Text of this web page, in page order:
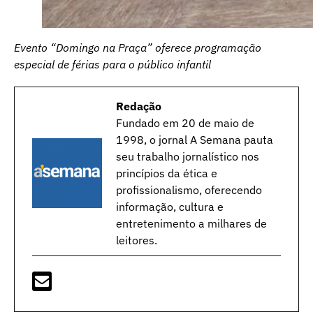
Evento “Domingo na Praça” oferece programação
especial de férias para o público infantil
Redação
Fundado em 20 de maio de
1998, o jornal A Semana pauta
seu trabalho jornalístico nos
princípios da ética e
profissionalismo, oferecendo
informação, cultura e
entretenimento a milhares de
leitores.